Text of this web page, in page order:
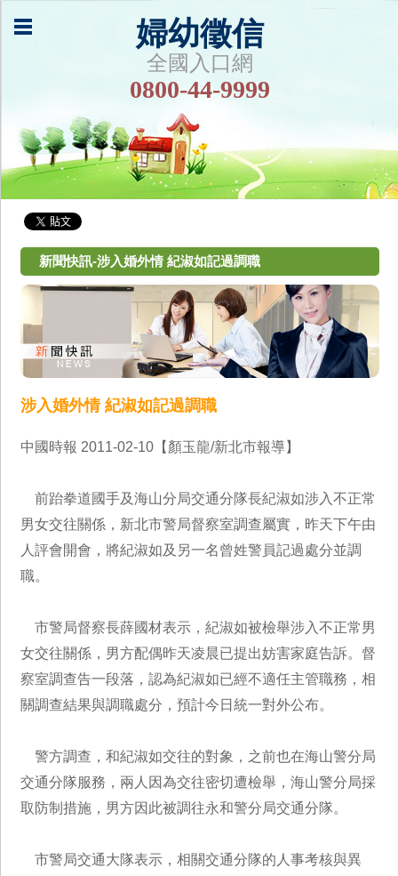
婦幼徵信
全國入口網
0800-44-9999
新聞快訊-涉入婚外情 紀淑如記過調職
涉入婚外情 紀淑如記過調職
中國時報 2011-02-10【顏玉龍/新北市報導】
前跆拳道國手及海山分局交通分隊長紀淑如涉入不正常
男女交往關係，新北市警局督察室調查屬實，昨天下午由
人評會開會，將紀淑如及另一名曾姓警員記過處分並調
職。
市警局督察長薛國材表示，紀淑如被檢舉涉入不正常男
女交往關係，男方配偶昨天凌晨已提出妨害家庭告訴。督
察室調查告一段落，認為紀淑如已經不適任主管職務，相
關調查結果與調職處分，預計今日統一對外公布。
警方調查，和紀淑如交往的對象，之前也在海山警分局
交通分隊服務，兩人因為交往密切遭檢舉，海山警分局採
取防制措施，男方因此被調往永和警分局交通分隊。
市警局交通大隊表示，相關交通分隊的人事考核與異